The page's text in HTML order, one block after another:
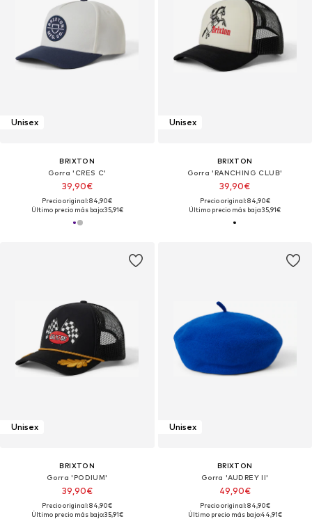
Unisex
BRIXTON
Gorra 'CRES C'
39,90€
Precio original: 84,90€
Último precio más bajo:35,91€
Unisex
BRIXTON
Gorra 'RANCHING CLUB'
39,90€
Precio original: 84,90€
Último precio más bajo:35,91€
Unisex
BRIXTON
Gorra 'PODIUM'
39,90€
Precio original: 84,90€
Último precio más bajo:35,91€
Unisex
BRIXTON
Gorra 'AUDREY II'
49,90€
Precio original: 84,90€
Último precio más bajo:44,91€